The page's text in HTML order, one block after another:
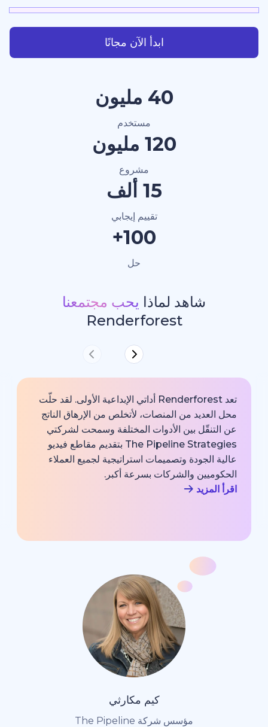
ابدأ الآن مجانًا
شاهد لماذايحب مجتمعنا
Renderforest
تعد Renderforest أداتي الإبداعية الأولى. لقد حلّت
من المنصات، لأتخلص من الإرهاق الناتج
بين الأدوات المختلفة وسمحت لشركتي
The Pipeline Strategies بتقديم مقاطع فيديو
وتصميمات استراتيجية لجميع العملاء
والشركات بسرعة أكبر.
مؤسس شركة The Pipeline